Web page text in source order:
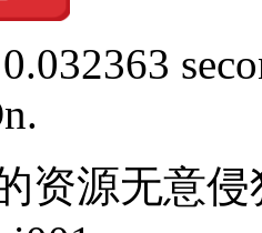
资源无意